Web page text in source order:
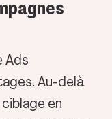
Ads
Au-delà
en